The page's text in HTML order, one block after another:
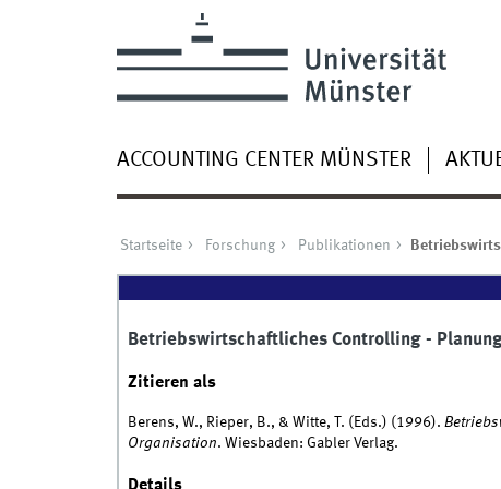
ACCOUNTING CENTER MÜNSTER
Startseite Forschung Publikationen
Betriebswirtschaftliches Controlling -
Zitieren als
Berens, W., Rieper, B., & Witte, T. (Eds.) (1996).
Organisation. Wiesbaden: Gabler Verlag.
Details